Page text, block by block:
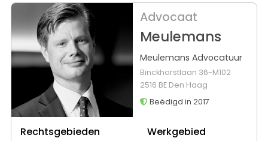
Advocaat
Meulemans
Meulemans Advocatuur
Binckhorstlaan 36-M102
2516 BE Den Haag
Beëdigd in 2017
Rechtsgebieden Werkgebied